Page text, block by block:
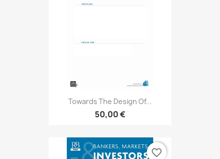
Towards The Design Of...
50,00 €
favorite_border